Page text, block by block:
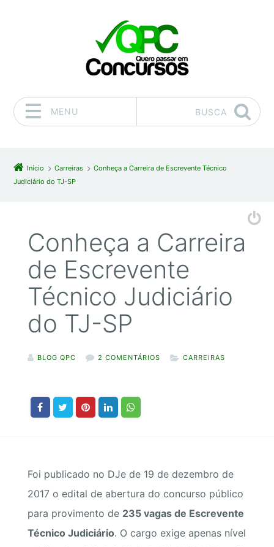
MENU BUSCA
Início Carreiras
Conheça a Carreira de Escrevente Técnico
Judiciário do TJ-SP
Conheça a Carreira
de Escrevente
Técnico Judiciário
do TJ-SP
BLOG QPC 2 COMENTÁRIOS CARREIRAS
Foi publicado no DJe de 19 de dezembro de
2017 o edital de abertura do concurso público
para provimento de 235 vagas de Escrevente
Técnico Judiciário. O cargo exige apenas nível